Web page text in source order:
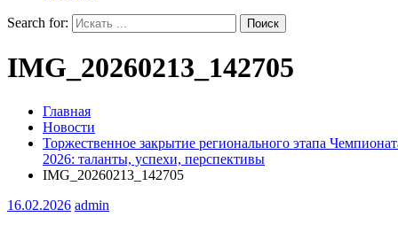
Search for:
IMG_20260213_142705
Главная
Новости
Торжественное закрытие регионального этапа
2026: таланты, успехи, перспективы
IMG_20260213_142705
16.02.2026 admin